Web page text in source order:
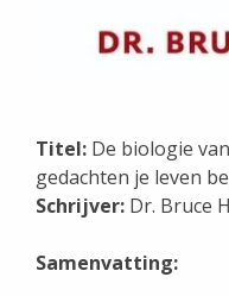
Titel: De biologie
gedachten je leven
Schrijver: Dr. Bruce
Samenvatting: